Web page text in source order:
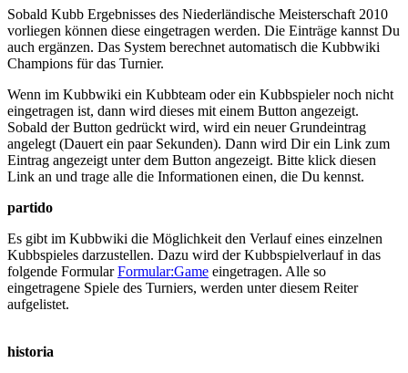
Sobald Kubb Ergebnisses des Niederländische Meisterschaft 2010
vorliegen können diese eingetragen werden. Die Einträge kannst Du
auch ergänzen. Das System berechnet automatisch die Kubbwiki
Champions für das Turnier.
Wenn im Kubbwiki ein Kubbteam oder ein Kubbspieler noch nicht
eingetragen ist, dann wird dieses mit einem Button angezeigt.
Sobald der Button gedrückt wird, wird ein neuer Grundeintrag
angelegt (Dauert ein paar Sekunden). Dann wird Dir ein Link zum
Eintrag angezeigt unter dem Button angezeigt. Bitte klick diesen
Link an und trage alle die Informationen einen, die Du kennst.
partido
Es gibt im Kubbwiki die Möglichkeit den Verlauf eines einzelnen
Kubbspieles darzustellen. Dazu wird der Kubbspielverlauf in das
folgende FormularFormular:Game eingetragen. Alle so
eingetragene Spiele des Turniers, werden unter diesem Reiter
aufgelistet.
historia